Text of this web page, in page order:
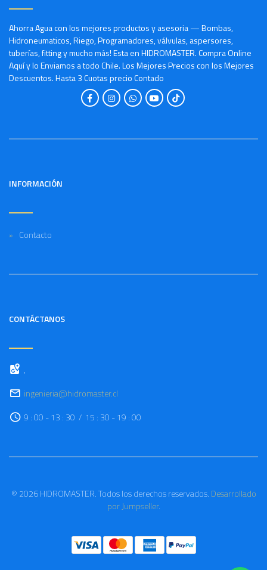
Ahorra Agua con los mejores productos y asesoria — Bombas,
Hidroneumaticos, Riego, Programadores, válvulas, aspersores,
tuberías, fitting y mucho más! Esta en HIDROMASTER. Compra Online
Aquí y lo Enviamos a todo Chile. Los Mejores Precios con los Mejores
Descuentos. Hasta 3 Cuotas precio Contado
INFORMACIÓN
Contacto
CONTÁCTANOS
,
ingenieria@hidromaster.cl
9 : 00 - 13 : 30 / 15 : 30 - 19 : 00
© 2026 HIDROMASTER. Todos los derechos reservados. Desarrollado
por Jumpseller.